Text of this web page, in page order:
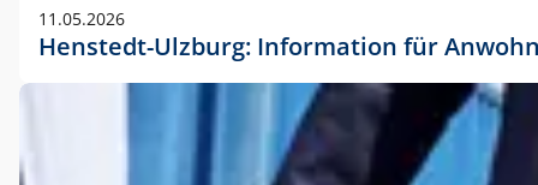
11.05.2026
Henstedt-Ulzburg: Information für